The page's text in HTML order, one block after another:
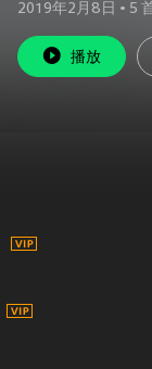
2019年2月8日 • 5
播放